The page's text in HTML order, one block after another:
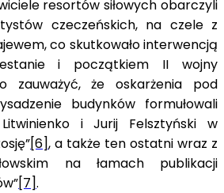
resortów siłowych obarczyli
czeczeńskich, na czele z
co skutkowało interwencją
i początkiem II wojny
zauważyć, że oskarżenia pod
budynków formułowali
i Jurij Felsztyński w
[6], a także ten ostatni wraz z
na łamach publikacji
[7].